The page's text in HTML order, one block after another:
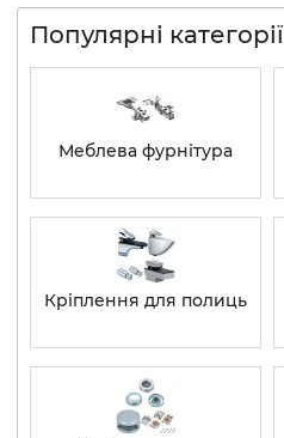
Популярні категорії
Меблева фурнітура
Кріплення для полиць